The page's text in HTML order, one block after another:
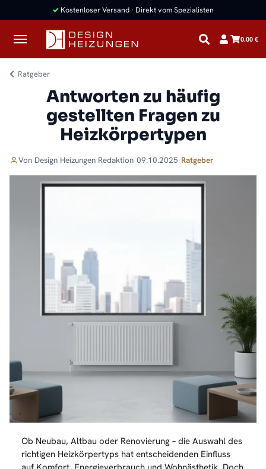
✓ Kostenloser Versand · Direkt vom Spezialisten
0,00 €
Ratgeber
Antworten zu häufig
gestellten Fragen zu
Heizkörpertypen
Von Design Heizungen Redaktion·09.10.2025·Ratgeber
Ob Neubau, Altbau oder Renovierung – die Auswahl des
richtigen Heizkörpertyps hat entscheidenden Einfluss